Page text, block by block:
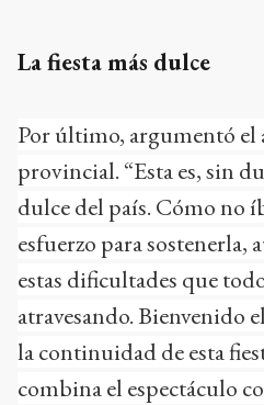
La fiesta más dulce
Por último, argumentó el
provincial. “Esta es, sin
dulce del país. Cómo no
esfuerzo para sostenerla,
estas dificultades que
atravesando. Bienvenido
la continuidad de esta
combina el espectáculo